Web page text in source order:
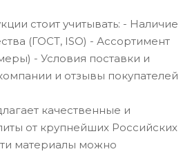
стоит учитывать: - Наличие
(ГОСТ, ISO) - Ассортимент
- Условия поставки и
и отзывы покупателей
качественные и
от крупнейших Российских
материалы можно